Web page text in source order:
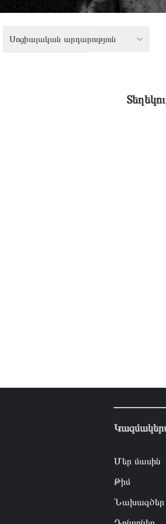
Սոցիալական արդարություն
Մեր մասին
Թիմ
Նախագծեր